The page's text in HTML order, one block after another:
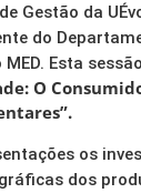
Gestão da
do
Esta
O
os
dos